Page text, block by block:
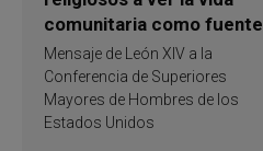
comunitaria como fuente
de inspiración y
santificación
Mensaje de León XIV a la
Conferencia de Superiores
Mayores de Hombres de los
Estados Unidos